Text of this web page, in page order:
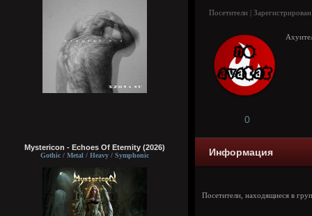
Mystericon - Echoes Of Eternity (2026)
Gothic / Metal / Heavy / Symphonic
Посетители |
0
Информация
Посетители, находящиеся в